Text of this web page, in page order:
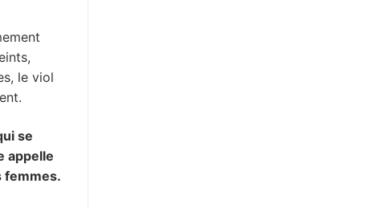
le viol
se
appelle
femmes.